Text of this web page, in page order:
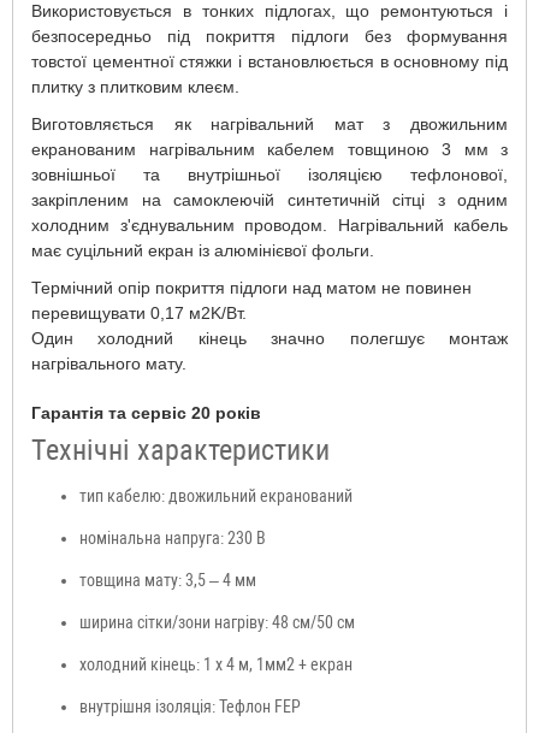
Використовується в тонких підлогах, що ремонтуються і
безпосередньо під покриття підлоги без формування
товстої цементної стяжки і встановлюється в основному під
плитку з плитковим клеєм.
Виготовляється як нагрівальний мат з двожильним
екранованим нагрівальним кабелем товщиною 3 мм з
зовнішньої та внутрішньої ізоляцією тефлонової,
закріпленим на самоклеючій синтетичній сітці з одним
холодним з'єднувальним проводом. Нагрівальний кабель
має суцільний екран із алюмінієвої фольги.
Термічний опір покриття підлоги над матом не повинен
перевищувати 0,17 м2K/Вт.
Один холодний кінець значно полегшує монтаж
нагрівального мату.
Гарантія та сервіс 20 років
Технічні характеристики
тип кабелю: двожильний екранований
номінальна напруга: 230 В
товщина мату: 3,5 – 4 мм
ширина сітки/зони нагріву: 48 см/50 см
холодний кінець: 1 х 4 м, 1мм2 + екран
внутрішня ізоляція: Тефлон FEP